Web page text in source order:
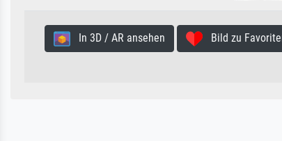
In 3D / AR ansehen Bild zu